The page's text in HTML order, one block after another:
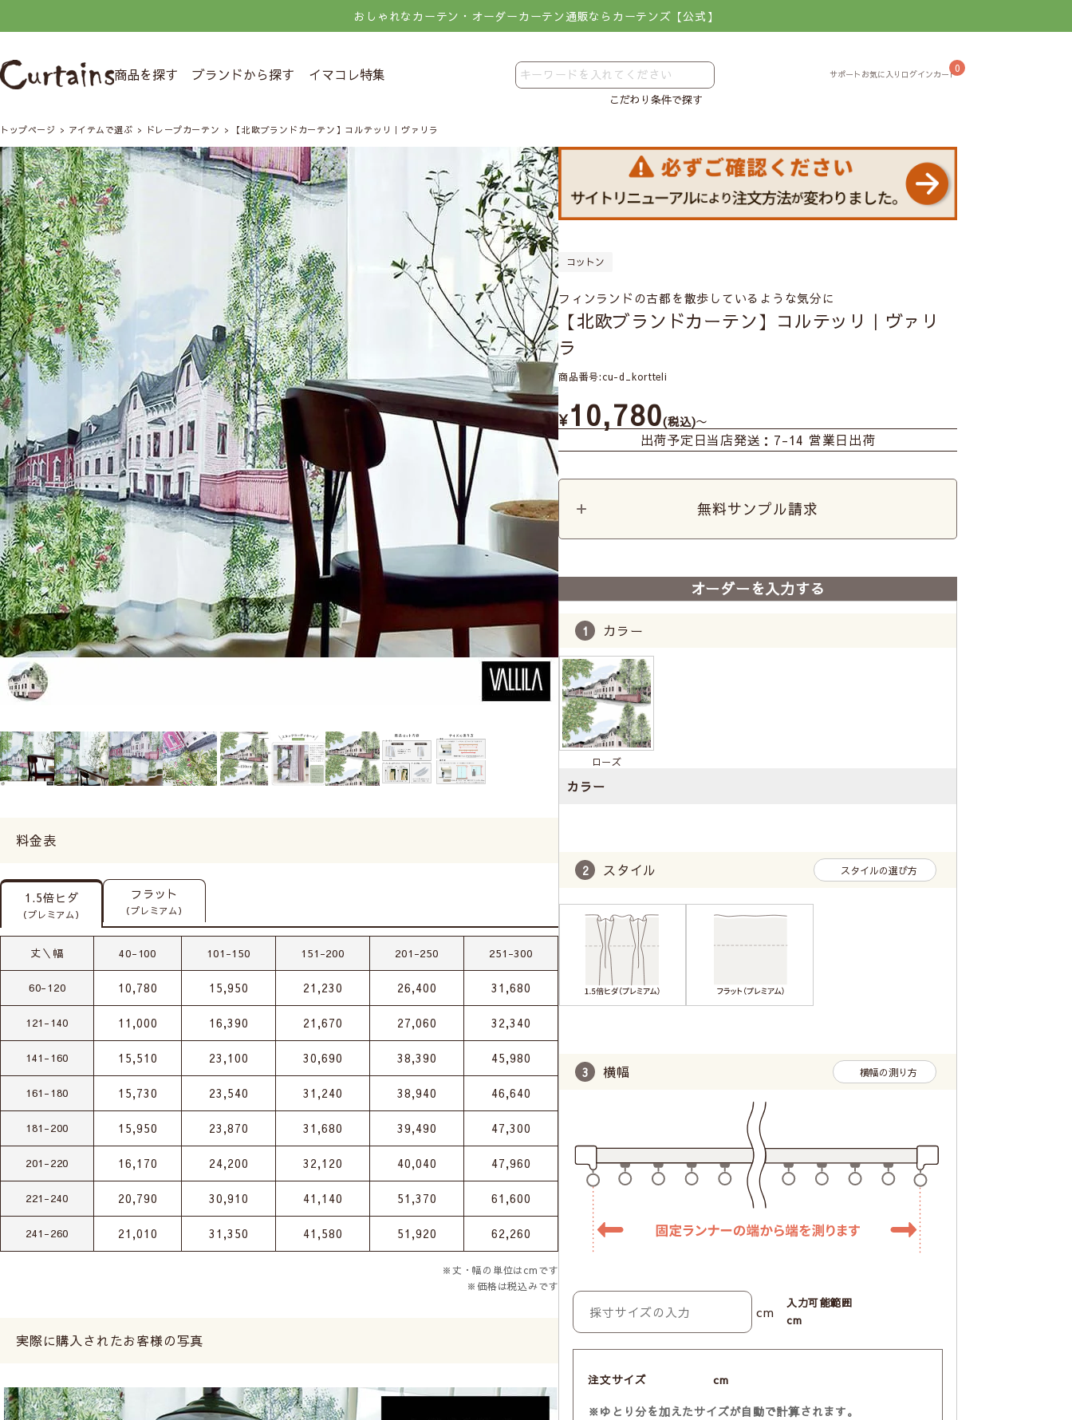
おしゃれなカーテン・オーダーカーテン通販ならカーテンズ【公式】
商品を探す ブランドから探す イマコレ特集
こだわり条件で探す
0
トップページ アイテムで選ぶ ドレープカーテン 【北欧ブランドカーテン】コルテッリ｜ヴァリラ
料金表
1.5倍ヒダ
（プレミアム）
フラット
（プレミアム）
丈＼幅 40-100 101-150 151-200 201-250 251-300
60-120 10,780 15,950 21,230 26,400 31,680
121-140 11,000 16,390 21,670 27,060 32,340
141-160 15,510 23,100 30,690 38,390 45,980
161-180 15,730 23,540 31,240 38,940 46,640
181-200 15,950 23,870 31,680 39,490 47,300
201-220 16,170 24,200 32,120 40,040 47,960
221-240 20,790 30,910 41,140 51,370 61,600
241-260 21,010 31,350 41,580 51,920 62,260
※丈・幅の単位はcmです
※価格は税込みです
実際に購入されたお客様の写真
コットン
フィンランドの古都を散歩しているような気分に
【北欧ブランドカーテン】コルテッリ｜ヴァリ
ラ
商品番号 cu-d_kortteli
¥10,780 税込 〜
出荷予定日当店発送：7-14 営業日出荷
無料サンプル請求
オーダーを入力する
カラー
カラー
ローズ
スタイル スタイルの選び方
横幅 横幅の測り方
cm
入力可能範囲
cm
注文サイズ cm
※ゆとり分を加えたサイズが自動で計算されます。